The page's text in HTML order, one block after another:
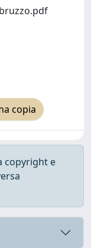
copia
copyright e